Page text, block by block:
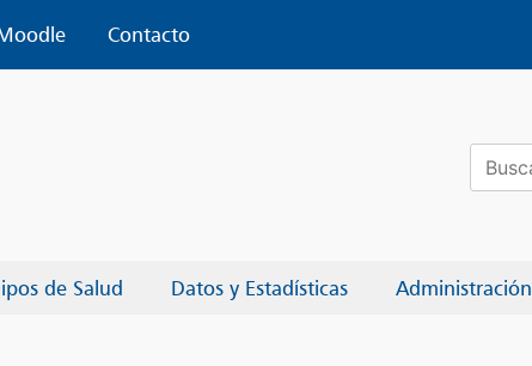
Contacto
de Salud Datos y Estadísticas Administración
Buscar: